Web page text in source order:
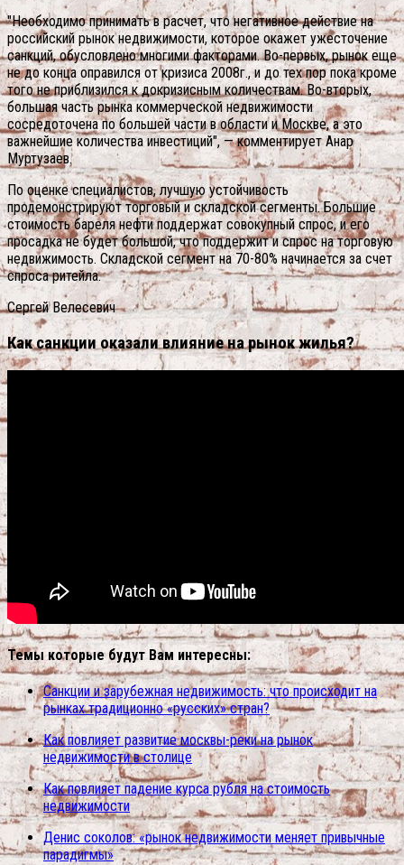
"Необходимо принимать в расчет, что негативное действие на
российский рынок недвижимости, которое окажет ужесточение
санкций, обусловлено многими факторами. Во-первых, рынок еще
не до конца оправился от кризиса 2008г., и до тех пор пока кроме
того не приблизился к докризисным количествам. Во-вторых,
большая часть рынка коммерческой недвижимости
сосредоточена по большей части в области и Москве, а это
важнейшие количества инвестиций", — комментирует Анар
Муртузаев.
По оценке специалистов, лучшую устойчивость
продемонстрируют торговый и складской сегменты. Большие
стоимость бареля нефти поддержат совокупный спрос, и его
просадка не будет большой, что поддержит и спрос на торговую
недвижимость. Складской сегмент на 70-80% начинается за счет
спроса ритейла.
Сергей Велесевич
Как санкции оказали влияние на рынок жилья?
Темы которые будут Вам интересны:
Санкции и зарубежная недвижимость: что происходит на
рынках традиционно «русских» стран?
Как повлияет развитие москвы-реки на рынок
недвижимости в столице
Как повлияет падение курса рубля на стоимость
недвижимости
Денис соколов: «рынок недвижимости меняет привычные
парадигмы»